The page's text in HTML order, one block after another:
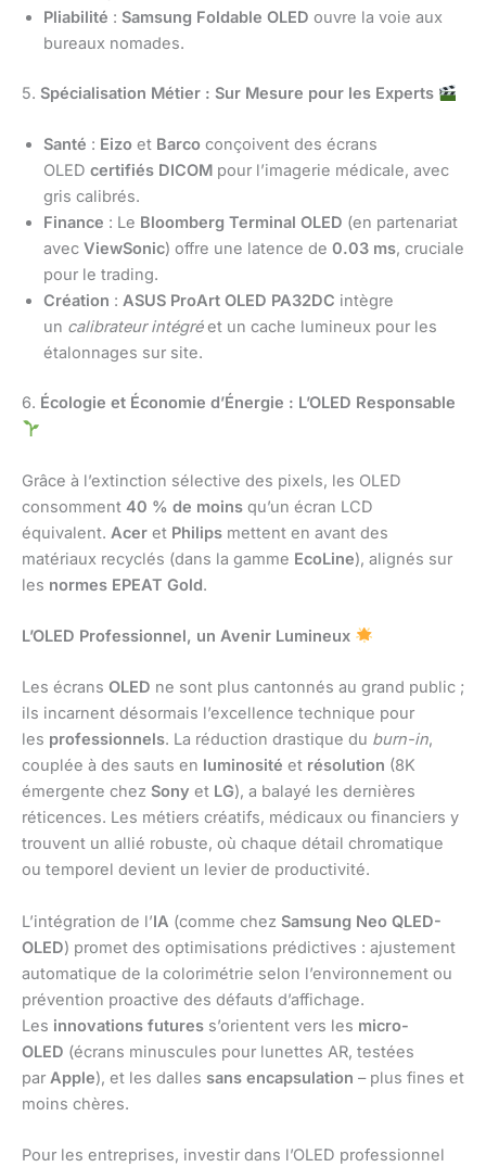
Pliabilité : Samsung Foldable OLED ouvre la voie aux
bureaux nomades.
5. Spécialisation Métier : Sur Mesure pour les Experts
Santé : Eizo et Barco conçoivent des écrans
OLED certifiés DICOM pour l’imagerie médicale, avec
gris calibrés.
Finance : Le Bloomberg Terminal OLED (en partenariat
avec ViewSonic) offre une latence de 0.03 ms, cruciale
pour le trading.
Création : ASUS ProArt OLED PA32DC intègre
un calibrateur intégréet un cache lumineux pour les
étalonnages sur site.
6. Écologie et Économie d’Énergie : L’OLED Responsable
Grâce à l’extinction sélective des pixels, les OLED
consomment 40 % de moins qu’un écran LCD
équivalent. Acer et Philips mettent en avant des
matériaux recyclés (dans la gamme EcoLine), alignés sur
les normes EPEAT Gold.
L’OLED Professionnel, un Avenir Lumineux
Les écrans OLED ne sont plus cantonnés au grand public ;
ils incarnent désormais l’excellence technique pour
les professionnels. La réduction drastique du burn-in,
couplée à des sauts en luminosité et résolution (8K
émergente chez Sony et LG), a balayé les dernières
réticences. Les métiers créatifs, médicaux ou financiers y
trouvent un allié robuste, où chaque détail chromatique
ou temporel devient un levier de productivité.
L’intégration de l’IA (comme chez Samsung Neo QLED-
OLED) promet des optimisations prédictives : ajustement
automatique de la colorimétrie selon l’environnement ou
prévention proactive des défauts d’affichage.
Les innovations futures s’orientent vers les micro-
OLED (écrans minuscules pour lunettes AR, testées
par Apple), et les dalles sans encapsulation – plus fines et
moins chères.
Pour les entreprises, investir dans l’OLED professionnel